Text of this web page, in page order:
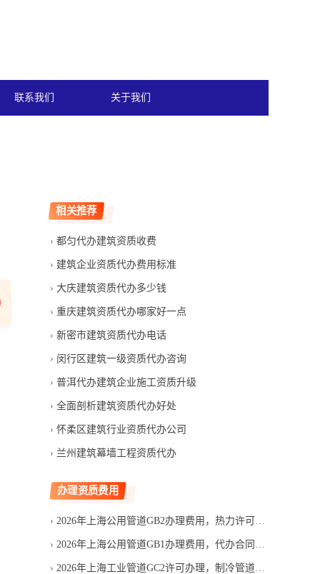
联系我们 关于我们
相关推荐
都匀代办建筑资质收费
建筑企业资质代办费用标准
大庆建筑资质代办多少钱
重庆建筑资质代办哪家好一点
新密市建筑资质代办电话
闵行区建筑一级资质代办咨询
普洱代办建筑企业施工资质升级
全面剖析建筑资质代办好处
怀柔区建筑行业资质代办公司
兰州建筑幕墙工程资质代办
办理资质费用
2026年上海公用管道GB2办理费用，热力许可报价差异在哪
2026年上海公用管道GB1办理费用，代办合同应写清哪些项目
2026年上海工业管道GC2许可办理，制冷管道设计资质费用多少